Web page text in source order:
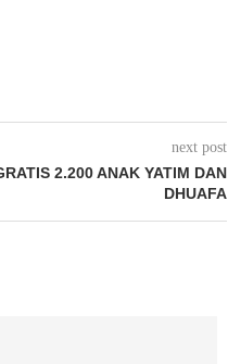
next post
2.200 ANAK YATIM DAN
DHUAFA